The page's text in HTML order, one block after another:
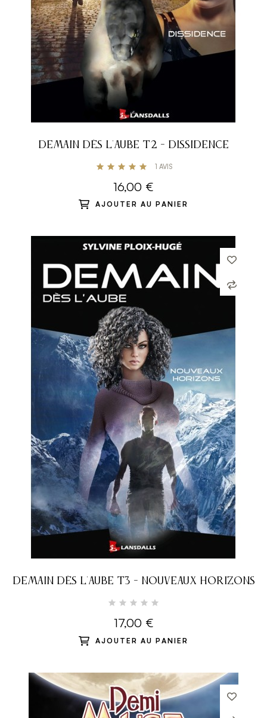
DEMAIN DÈS L'AUBE T2 - DISSIDENCE
1 AVIS
16,00 €
AJOUTER AU PANIER
DEMAIN DÈS L'AUBE T3 - NOUVEAUX HORIZONS
17,00 €
AJOUTER AU PANIER